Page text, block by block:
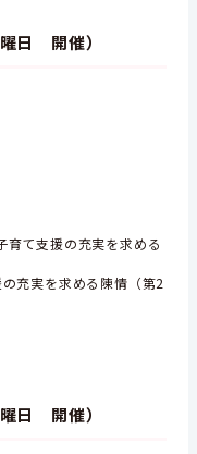
日 開催）
て支援の充実を求める
充実を求める陳情（第2
日 開催）